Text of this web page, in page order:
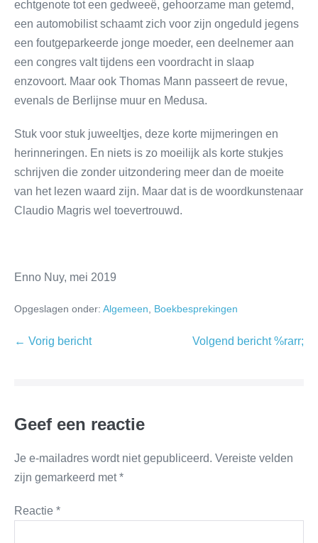
echtgenote tot een gedweeë, gehoorzame man getemd,
een automobilist schaamt zich voor zijn ongeduld jegens
een foutgeparkeerde jonge moeder, een deelnemer aan
een congres valt tijdens een voordracht in slaap
enzovoort. Maar ook Thomas Mann passeert de revue,
evenals de Berlijnse muur en Medusa.
Stuk voor stuk juweeltjes, deze korte mijmeringen en
herinneringen. En niets is zo moeilijk als korte stukjes
schrijven die zonder uitzondering meer dan de moeite
van het lezen waard zijn. Maar dat is de woordkunstenaar
Claudio Magris wel toevertrouwd.
Enno Nuy, mei 2019
Opgeslagen onder: Algemeen Boekbesprekingen
← Vorig bericht Volgend bericht %rarr;
Geef een reactie
Je e-mailadres wordt niet gepubliceerd. Vereiste velden
zijn gemarkeerd met*
Reactie *